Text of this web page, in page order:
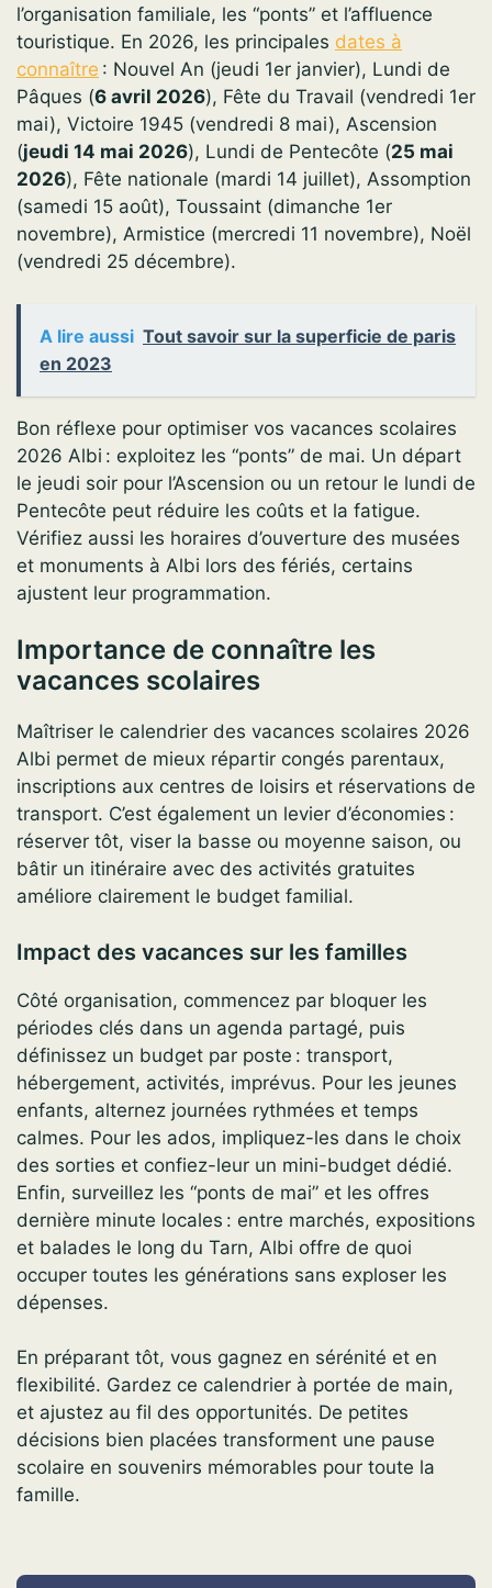
l’organisation familiale, les “ponts” et l’affluence
touristique. En 2026, les principales dates à
connaître : Nouvel An (jeudi 1er janvier), Lundi de
Pâques (6 avril 2026), Fête du Travail (vendredi 1er
mai), Victoire 1945 (vendredi 8 mai), Ascension
(jeudi 14 mai 2026), Lundi de Pentecôte (25 mai
2026), Fête nationale (mardi 14 juillet), Assomption
(samedi 15 août), Toussaint (dimanche 1er
novembre), Armistice (mercredi 11 novembre), Noël
(vendredi 25 décembre).
A lire aussi Tout savoir sur la superficie de paris
en 2023
Bon réflexe pour optimiser vos vacances scolaires
2026 Albi : exploitez les “ponts” de mai. Un départ
le jeudi soir pour l’Ascension ou un retour le lundi de
Pentecôte peut réduire les coûts et la fatigue.
Vérifiez aussi les horaires d’ouverture des musées
et monuments à Albi lors des fériés, certains
ajustent leur programmation.
Importance de connaître les
vacances scolaires
Maîtriser le calendrier des vacances scolaires 2026
Albi permet de mieux répartir congés parentaux,
inscriptions aux centres de loisirs et réservations de
transport. C’est également un levier d’économies :
réserver tôt, viser la basse ou moyenne saison, ou
bâtir un itinéraire avec des activités gratuites
améliore clairement le budget familial.
Impact des vacances sur les familles
Côté organisation, commencez par bloquer les
périodes clés dans un agenda partagé, puis
définissez un budget par poste : transport,
hébergement, activités, imprévus. Pour les jeunes
enfants, alternez journées rythmées et temps
calmes. Pour les ados, impliquez-les dans le choix
des sorties et confiez-leur un mini-budget dédié.
Enfin, surveillez les “ponts de mai” et les offres
dernière minute locales : entre marchés, expositions
et balades le long du Tarn, Albi offre de quoi
occuper toutes les générations sans exploser les
dépenses.
En préparant tôt, vous gagnez en sérénité et en
flexibilité. Gardez ce calendrier à portée de main,
et ajustez au fil des opportunités. De petites
décisions bien placées transforment une pause
scolaire en souvenirs mémorables pour toute la
famille.